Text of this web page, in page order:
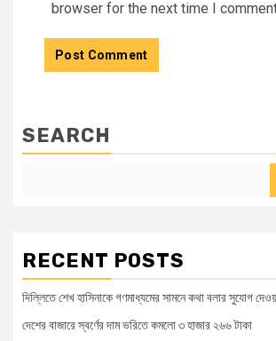
browser for the next time I
SEARCH
RECENT POSTS
দিল্লিতে শেখ হাসিনাকে গণমাধ্যমের সামনে কথা বলার সুযোগ
দেশের বাজারে স্বর্ণের দাম ভরিতে কমলো ৩ হাজার ২৬৬ টাকা